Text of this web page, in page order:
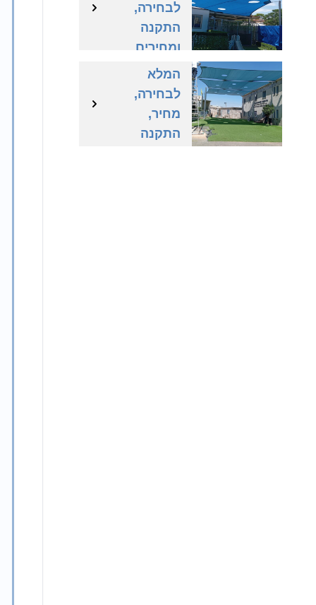
לבחירה,
התקנה
ומחירים
בישראל
רשת צל –
המדריך
המלא
לבחירה,
מחיר,
התקנה